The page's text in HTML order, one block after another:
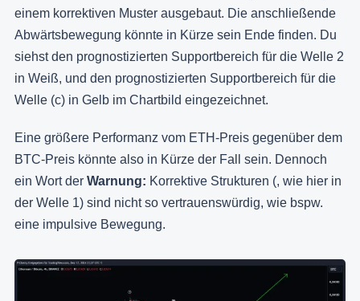
einem korrektiven Muster ausgebaut. Die anschließende
Abwärtsbewegung könnte in Kürze sein Ende finden. Du
siehst den prognostizierten Supportbereich für die Welle 2
in Weiß, und den prognostizierten Supportbereich für die
Welle (c) in Gelb im Chartbild eingezeichnet.
Eine größere Performanz vom ETH-Preis gegenüber dem
BTC-Preis könnte also in Kürze der Fall sein. Dennoch
ein Wort der Warnung: Korrektive Strukturen (, wie hier in
der Welle 1) sind nicht so vertrauenswürdig, wie bspw.
eine impulsive Bewegung.